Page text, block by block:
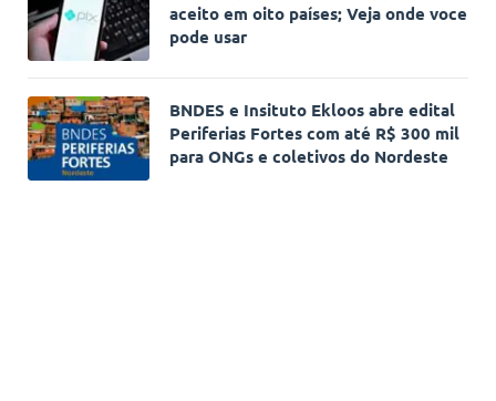
aceito em oito países; Veja onde voce
pode usar
BNDES e Insituto Ekloos abre edital
Periferias Fortes com até R$ 300 mil
para ONGs e coletivos do Nordeste